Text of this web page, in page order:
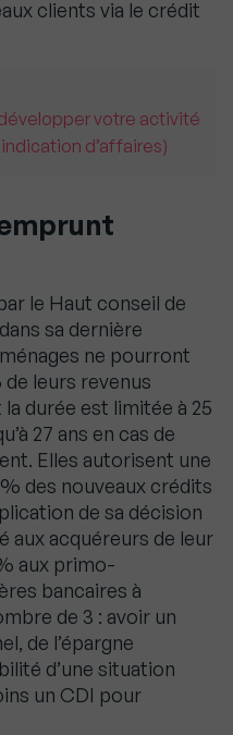
clients via le crédit
votre activité
d’affaires)
le Haut conseil de
sa dernière
ne pourront
leurs revenus
durée est limitée à 25
27 ans en cas de
Elles autorisent une
des nouveaux crédits
de sa décision
aux acquéreurs de leur
aux primo-
bancaires à
de 3 : avoir un
de l’épargne
d’une situation
un CDI pour